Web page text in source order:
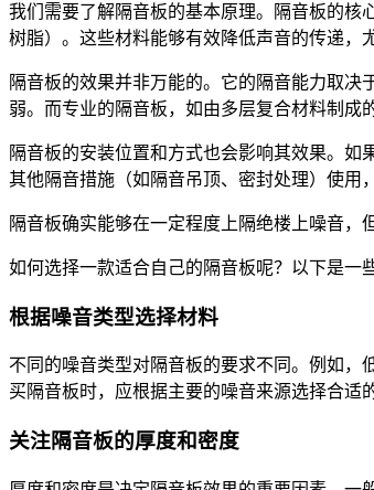
我们需要了解隔音板的基本原理。隔音板的核
树脂）。这些材料能够有效降低声音的传递，
隔音板的效果并非万能的。它的隔音能力取
弱。而专业的隔音板，如由多层复合材料制成
隔音板的安装位置和方式也会影响其效果。
其他隔音措施（如隔音吊顶、密封处理）使用
隔音板确实能够在一定程度上隔绝楼上噪音，
如何选择一款适合自己的隔音板呢？以下是一
根据噪音类型选择材料
不同的噪音类型对隔音板的要求不同。例如，
买隔音板时，应根据主要的噪音来源选择合适
关注隔音板的厚度和密度